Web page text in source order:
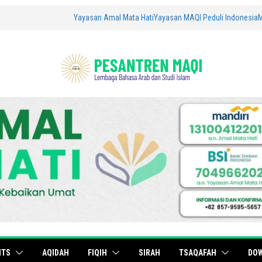
Yayasan Amal Mata HatiYayasan MAQI Peduli Indonesia
AQIDAH FIQIH SIRAH TSAQAFAH